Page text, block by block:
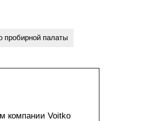
пробирной палаты
компании Voitko